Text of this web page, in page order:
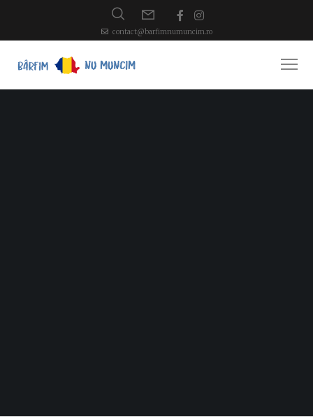
contact@barfimnumuncim.ro